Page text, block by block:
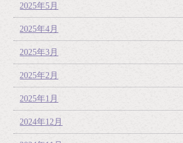
2025年5月
2025年4月
2025年3月
2025年2月
2025年1月
2024年12月